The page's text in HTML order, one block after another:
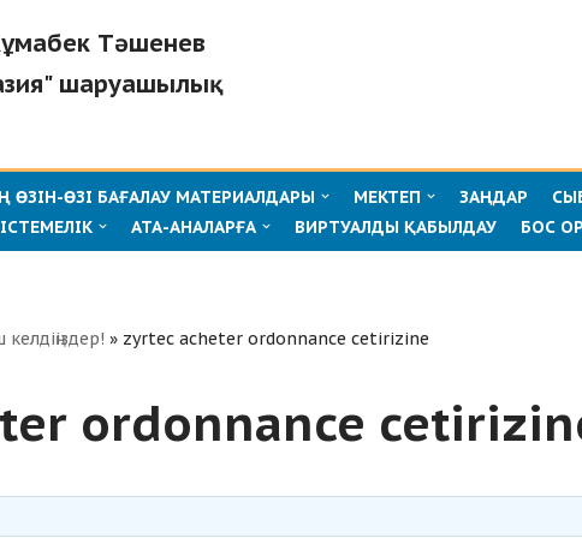
Тәшенев
шаруашылық
ӨЗІ БАҒАЛАУ МАТЕРИАЛДАРЫ МЕКТЕП ЗАҢДАР
АТА-АНАЛАРҒА ВИРТУАЛДЫ ҚАБЫЛДАУ БОС
келдіңіздер! » zyrtec acheter ordonnance cetirizine
ordonnance